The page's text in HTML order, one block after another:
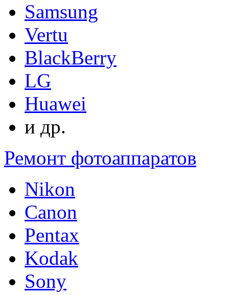
Samsung
Vertu
BlackBerry
LG
Huawei
и др.
Ремонт фотоаппаратов
Nikon
Canon
Pentax
Kodak
Sony